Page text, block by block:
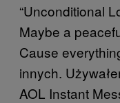
“Unconditional
Maybe a
Cause
innych.
AOL Instant